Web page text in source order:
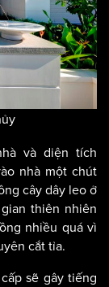
và diện tích
nhà một chút
cây dây leo ở
thiên nhiên
nhiều quá vì
cắt tỉa.
sẽ gây tiếng